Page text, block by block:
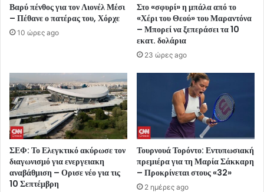
Βαρύ πένθος για τον Λιονέλ Μέσι
– Πέθανε ο πατέρας του, Χόρχε
10 ώρες ago
Στο «σφυρί» η μπάλα από το
«Χέρι του Θεού» του Μαραντόνα
– Μπορεί να ξεπεράσει τα 10
εκατ. δολάρια
23 ώρες ago
ΣΕΦ: Το Ελεγκτικό ακύρωσε τον
διαγωνισμό για ενεργειακη
αναβάθμιση – Ορισε νέο για τις
10 Σεπτέμβρη
Τουρνουά Τορόντο: Εντυπωσιακή
πρεμιέρα για τη Μαρία Σάκκαρη
– Προκρίνεται στους «32»
2 ημέρες ago